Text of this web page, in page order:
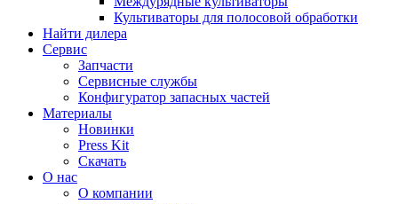
Культиваторы для полосовой обработки
Найти дилера
Сервис
Запчасти
Сервисные службы
Конфигуратор запасных частей
Материалы
Новинки
Press Kit
Скачать
О нас
О компании